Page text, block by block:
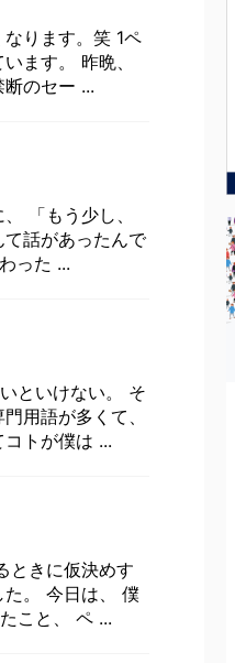
ります。笑 1ペ
ます。 昨晩、
のセー ...
「もう少し、
話があったんで
った ...
といけない。 そ
用語が多くて、
トが僕は ...
ときに仮決めす
た。 今日は、 僕
こと、 ペ ...